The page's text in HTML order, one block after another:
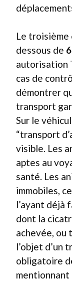
Le troisième
dessous de
autorisation
cas de
démontrer
transport
Sur le
“transport
visible. Les
aptes au
santé. Les
immobiles,
l’ayant déjà
dont la
achevée, ou
l’objet d’un
obligatoire
mentionnant